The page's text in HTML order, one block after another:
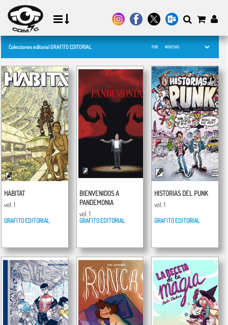
Colecciones editorial GRAFITO EDITORIAL POR
HABITAT
vol. 1
GRAFITO EDITORIAL
BIENVENIDOS A
PANDEMONIA
vol. 1
GRAFITO EDITORIAL
HISTORIAS DEL PUNK
vol. 1
GRAFITO EDITORIAL